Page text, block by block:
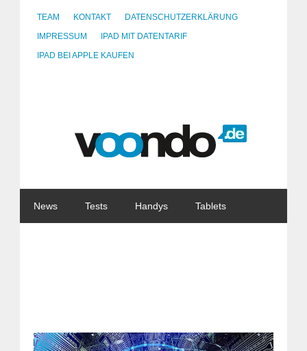
TEAM KONTAKT
DATENSCHUTZERKLÄRUNG
IMPRESSUM
IPAD MIT DATENTARIF
IPAD BEI APPLE KAUFEN
News Tests Handys Tablets